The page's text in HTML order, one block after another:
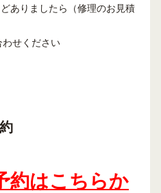
ありましたら（修理のお見積
せください
約はこちらか